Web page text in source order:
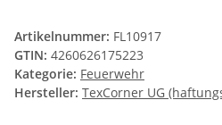
Artikelnummer: FL10917
GTIN: 4260626175223
Kategorie: Feuerwehr
Hersteller: TexCorner UG